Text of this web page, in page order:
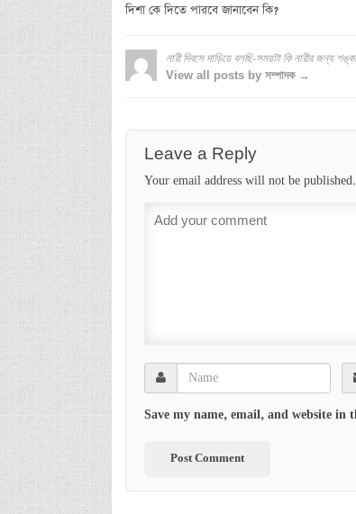
দিশা কে দিতে পারবে জানাবেন কি?
নারী দিবসে দাড়িয়ে বলছি-সময়টা কি নারীর জন্য
View all posts by সম্পাদক →
Leave a Reply
Your email address will not be published.
Save my name, email, and website